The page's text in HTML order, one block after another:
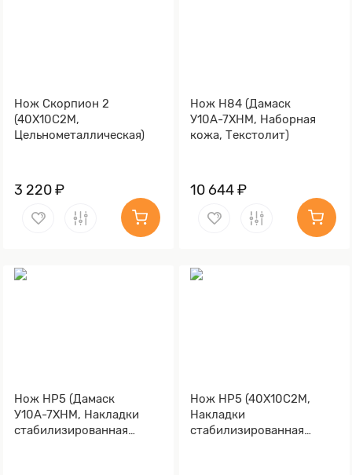
Нож Скорпион 2
(40Х10С2М,
Цельнометаллическая)
3 220 ₽
Нож Н84 (Дамаск
У10А-7ХНМ, Наборная
кожа, Текстолит)
10 644 ₽
Нож НР5 (Дамаск
У10А-7ХНМ, Накладки
стабилизированная
Нож НР5 (40Х10С2М,
Накладки
стабилизированная